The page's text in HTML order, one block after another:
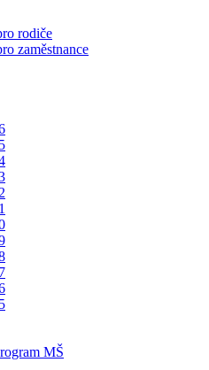
rodiče
zaměstnance
MŠ